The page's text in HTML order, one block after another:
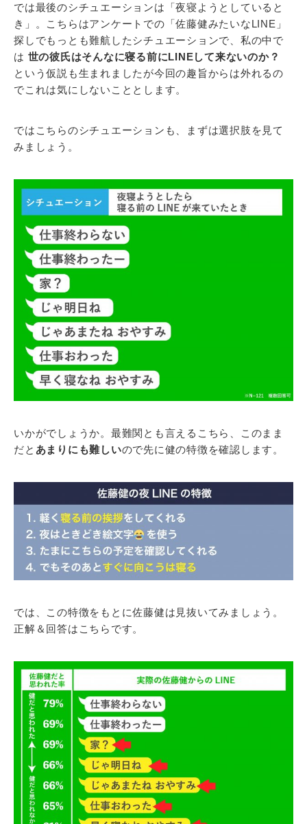
では最後のシチュエーションは「夜寝ようとしていると
き」。こちらはアンケートでの「佐藤健みたいなLINE」
探しでもっとも難航したシチュエーションで、私の中で
は 世の彼氏はそんなに寝る前にLINEして来ないのか？
という仮説も生まれましたが今回の趣旨からは外れるの
でこれは気にしないこととします。
ではこちらのシチュエーションも、まずは選択肢を見て
みましょう。
いかがでしょうか。最難関とも言えるこちら、このまま
だと あまりにも難しいので先に健の特徴を確認します。
では、この特徴をもとに佐藤健は見抜いてみましょう。
正解＆回答はこちらです。